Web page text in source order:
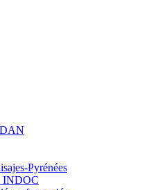
Pyrénées
INDOC